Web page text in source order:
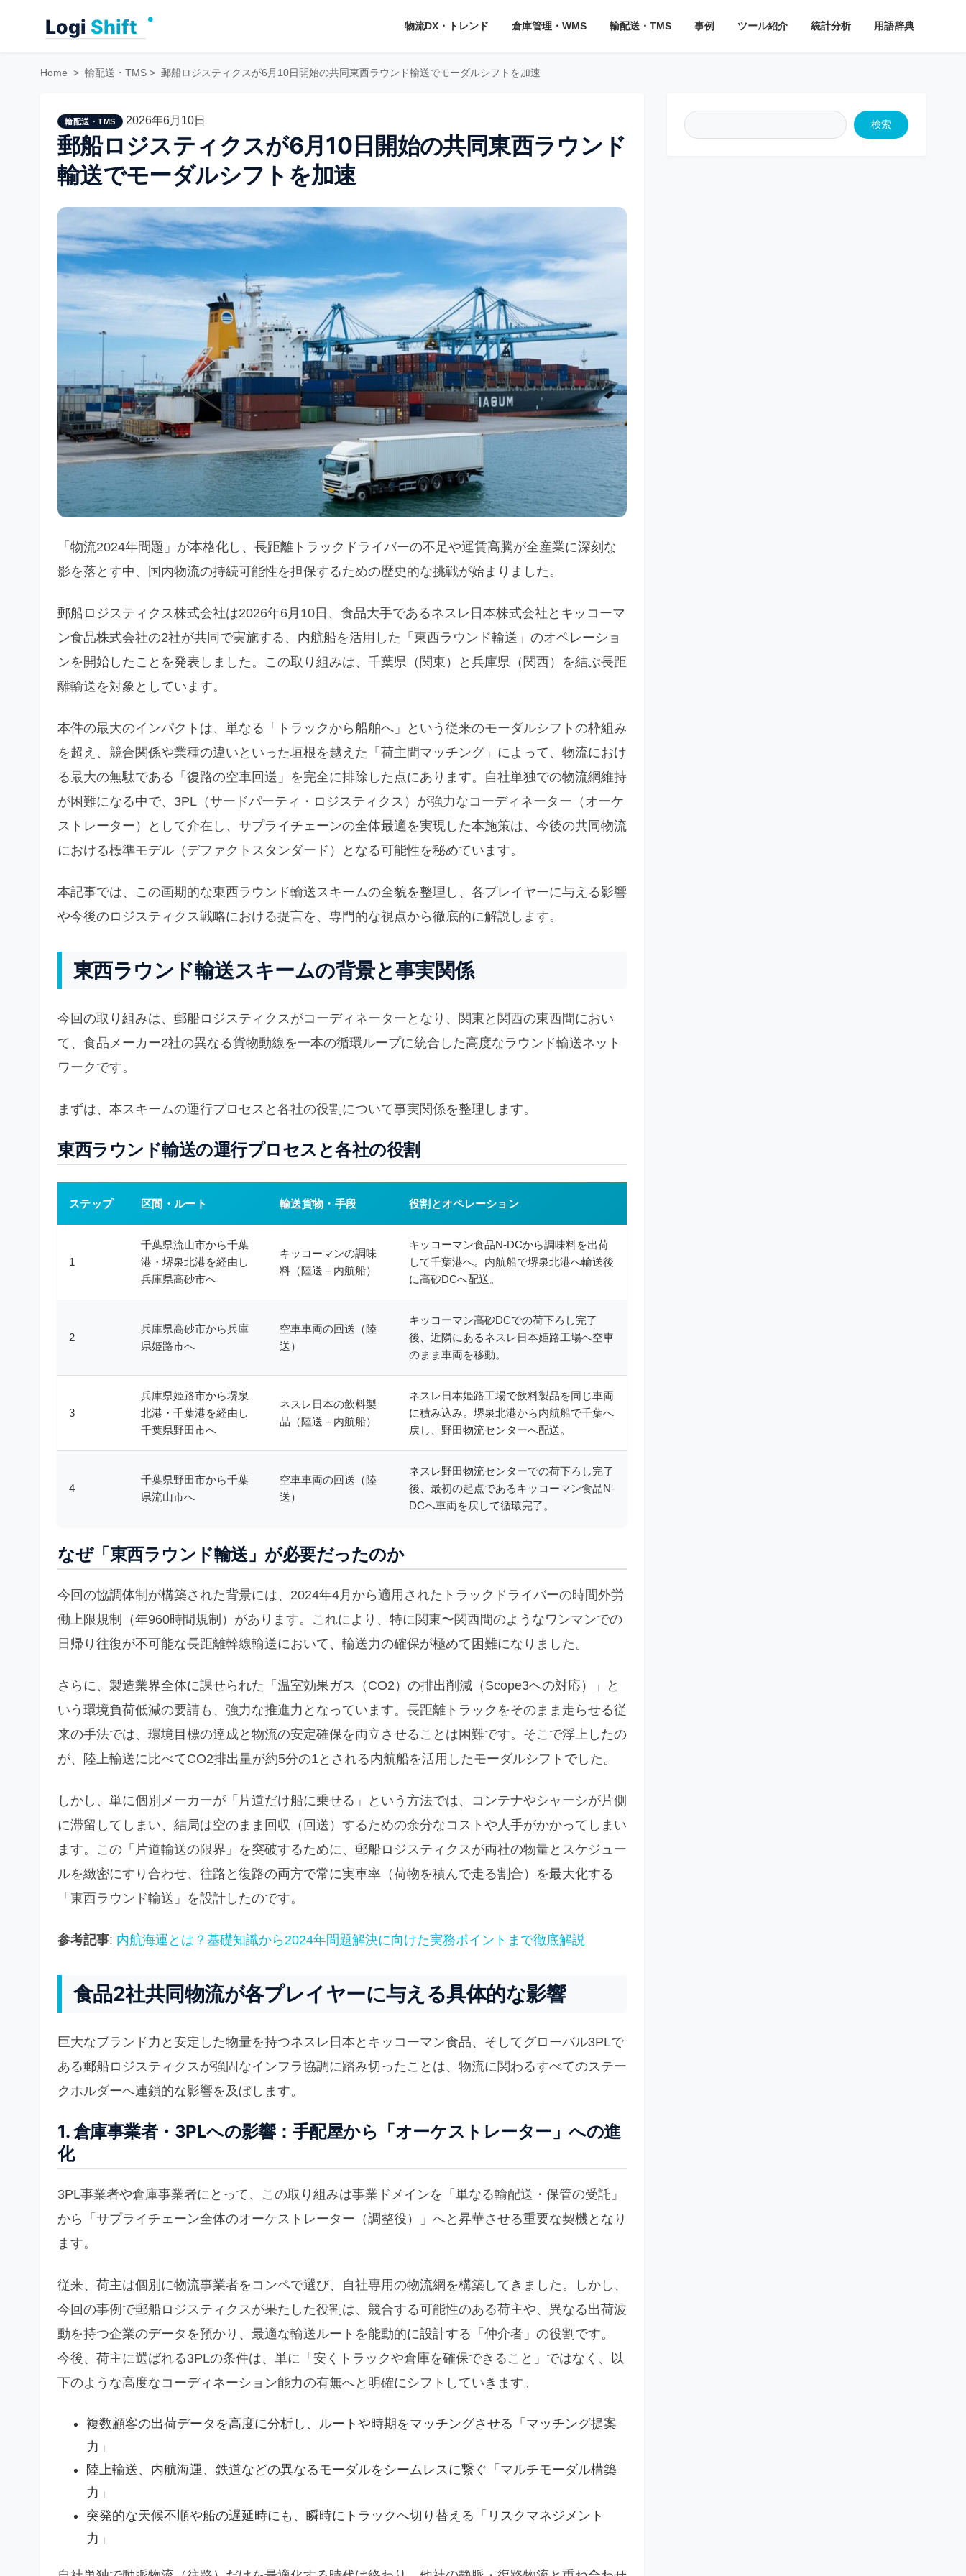
物流DX・トレンド 倉庫管理・WMS 輸配送・TMS 事例 ツール紹介 統計分析 用語辞典
Home > 輸配送・TMS > 郵船ロジスティクスが6月10日開始の共同東西ラウンド輸送でモーダルシフトを加速
輸配送・TMS 2026年6月10日
郵船ロジスティクスが6月10日開始の共同東西ラウンド
輸送でモーダルシフトを加速
「物流2024年問題」が本格化し、長距離トラックドライバーの不足や運賃高騰が全産業に深刻な
影を落とす中、国内物流の持続可能性を担保するための歴史的な挑戦が始まりました。
郵船ロジスティクス株式会社は2026年6月10日、食品大手であるネスレ日本株式会社とキッコーマ
ン食品株式会社の2社が共同で実施する、内航船を活用した「東西ラウンド輸送」のオペレーショ
ンを開始したことを発表しました。この取り組みは、千葉県（関東）と兵庫県（関西）を結ぶ長距
離輸送を対象としています。
本件の最大のインパクトは、単なる「トラックから船舶へ」という従来のモーダルシフトの枠組み
を超え、競合関係や業種の違いといった垣根を越えた「荷主間マッチング」によって、物流におけ
る最大の無駄である「復路の空車回送」を完全に排除した点にあります。自社単独での物流網維持
が困難になる中で、3PL（サードパーティ・ロジスティクス）が強力なコーディネーター（オーケ
ストレーター）として介在し、サプライチェーンの全体最適を実現した本施策は、今後の共同物流
における標準モデル（デファクトスタンダード）となる可能性を秘めています。
本記事では、この画期的な東西ラウンド輸送スキームの全貌を整理し、各プレイヤーに与える影響
や今後のロジスティクス戦略における提言を、専門的な視点から徹底的に解説します。
東西ラウンド輸送スキームの背景と事実関係
今回の取り組みは、郵船ロジスティクスがコーディネーターとなり、関東と関西の東西間におい
て、食品メーカー2社の異なる貨物動線を一本の循環ループに統合した高度なラウンド輸送ネット
ワークです。
まずは、本スキームの運行プロセスと各社の役割について事実関係を整理します。
東西ラウンド輸送の運行プロセスと各社の役割
ステップ 区間・ルート 輸送貨物・手段 役割とオペレーション
1
千葉県流山市から千葉
港・堺泉北港を経由し
兵庫県高砂市へ
キッコーマンの調味
料（陸送＋内航船）
キッコーマン食品N-DCから調味料を出荷
して千葉港へ。内航船で堺泉北港へ輸送後
に高砂DCへ配送。
2
兵庫県高砂市から兵庫
県姫路市へ
空車車両の回送（陸
送）
キッコーマン高砂DCでの荷下ろし完了
後、近隣にあるネスレ日本姫路工場へ空車
のまま車両を移動。
3
兵庫県姫路市から堺泉
北港・千葉港を経由し
千葉県野田市へ
ネスレ日本の飲料製
品（陸送＋内航船）
ネスレ日本姫路工場で飲料製品を同じ車両
に積み込み。堺泉北港から内航船で千葉へ
戻し、野田物流センターへ配送。
4
千葉県野田市から千葉
県流山市へ
空車車両の回送（陸
送）
ネスレ野田物流センターでの荷下ろし完了
後、最初の起点であるキッコーマン食品N-
DCへ車両を戻して循環完了。
なぜ「東西ラウンド輸送」が必要だったのか
今回の協調体制が構築された背景には、2024年4月から適用されたトラックドライバーの時間外労
働上限規制（年960時間規制）があります。これにより、特に関東〜関西間のようなワンマンでの
日帰り往復が不可能な長距離幹線輸送において、輸送力の確保が極めて困難になりました。
さらに、製造業界全体に課せられた「温室効果ガス（CO2）の排出削減（Scope3への対応）」と
いう環境負荷低減の要請も、強力な推進力となっています。長距離トラックをそのまま走らせる従
来の手法では、環境目標の達成と物流の安定確保を両立させることは困難です。そこで浮上したの
が、陸上輸送に比べてCO2排出量が約5分の1とされる内航船を活用したモーダルシフトでした。
しかし、単に個別メーカーが「片道だけ船に乗せる」という方法では、コンテナやシャーシが片側
に滞留してしまい、結局は空のまま回収（回送）するための余分なコストや人手がかかってしまい
ます。この「片道輸送の限界」を突破するために、郵船ロジスティクスが両社の物量とスケジュー
ルを緻密にすり合わせ、往路と復路の両方で常に実車率（荷物を積んで走る割合）を最大化する
「東西ラウンド輸送」を設計したのです。
参考記事: 内航海運とは？基礎知識から2024年問題解決に向けた実務ポイントまで徹底解説
食品2社共同物流が各プレイヤーに与える具体的な影響
巨大なブランド力と安定した物量を持つネスレ日本とキッコーマン食品、そしてグローバル3PLで
ある郵船ロジスティクスが強固なインフラ協調に踏み切ったことは、物流に関わるすべてのステー
クホルダーへ連鎖的な影響を及ぼします。
1. 倉庫事業者・3PLへの影響：手配屋から「オーケストレーター」への進
化
3PL事業者や倉庫事業者にとって、この取り組みは事業ドメインを「単なる輸配送・保管の受託」
から「サプライチェーン全体のオーケストレーター（調整役）」へと昇華させる重要な契機となり
ます。
従来、荷主は個別に物流事業者をコンペで選び、自社専用の物流網を構築してきました。しかし、
今回の事例で郵船ロジスティクスが果たした役割は、競合する可能性のある荷主や、異なる出荷波
動を持つ企業のデータを預かり、最適な輸送ルートを能動的に設計する「仲介者」の役割です。
今後、荷主に選ばれる3PLの条件は、単に「安くトラックや倉庫を確保できること」ではなく、以
下のような高度なコーディネーション能力の有無へと明確にシフトしていきます。
複数顧客の出荷データを高度に分析し、ルートや時期をマッチングさせる「マッチング提案
力」
陸上輸送、内航海運、鉄道などの異なるモーダルをシームレスに繋ぐ「マルチモーダル構築
力」
突発的な天候不順や船の遅延時にも、瞬時にトラックへ切り替える「リスクマネジメント
力」
検索